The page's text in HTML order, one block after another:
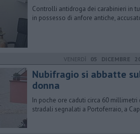
Controlli antidroga dei carabinieri in
in possesso di anfore antiche,
VENERDÌ 05 DICEMBRE
Nubifragio si abbatte
donna
In poche ore caduti circa 60
stradali segnalati a Portoferraio, a